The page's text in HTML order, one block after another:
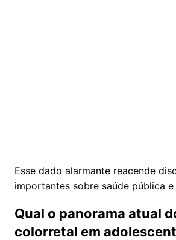
Esse dado alarmante reacende
importantes sobre saúde pública e
Qual o panorama atual
colorretal em